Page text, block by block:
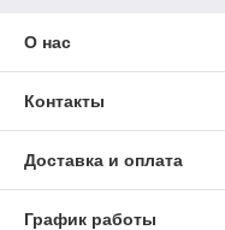
О нас
Контакты
Доставка и оплата
График работы